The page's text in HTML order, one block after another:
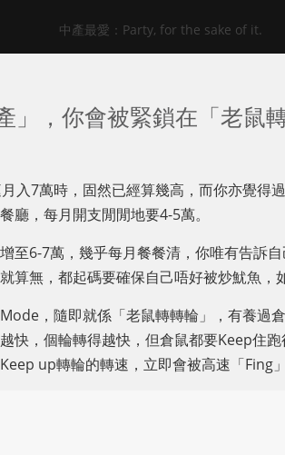
中產最愛：Party, for the sake of it.
」，你會被緊鎖在「老鼠
入7萬時，固然已經算幾高，而你亦覺得
廳，每月開支閒閒地要4-5萬。
至6-7萬，幾乎每月餐餐清，你唯有告訴
算無，都起碼要確保自己唔好被炒魷魚，
，隨即就係「老鼠轉轉輪」，有養過
快，個輪轉得越快，但倉鼠都要Keep住
up轉輪的轉速，立即會被高速「Fing」